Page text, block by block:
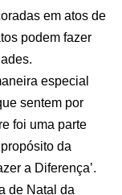
em atos de
podem fazer
especial
sentem por
foi uma parte
da
a Diferença’.
de Natal da